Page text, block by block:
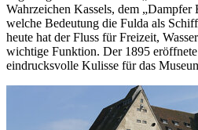
Wahrzeichen Kassels, dem
welche Bedeutung die Fulda als
heute hat der Fluss für Freizeit,
wichtige Funktion. Der 1895
eindrucksvolle Kulisse für das